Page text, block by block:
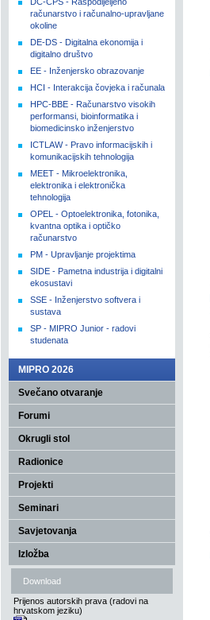
računarstvo i računalno-upravljane
okoline
DE-DS - Digitalna ekonomija i
digitalno društvo
EE - Inženjersko obrazovanje
HCI - Interakcija čovjeka i računala
HPC-BBE - Računarstvo visokih
performansi, bioinformatika i
biomedicinsko inženjerstvo
ICTLAW - Pravo informacijskih i
komunikacijskih tehnologija
MEET - Mikroelektronika,
elektronika i elektronička
tehnologija
OPEL - Optoelektronika, fotonika,
kvantna optika i optičko
računarstvo
PM - Upravljanje projektima
SIDE - Pametna industrija i digitalni
ekosustavi
SSE - Inženjerstvo softvera i
sustava
SP - MIPRO Junior - radovi
studenata
MIPRO 2026
Svečano otvaranje
Forumi
Okrugli stol
Radionice
Projekti
Seminari
Savjetovanja
Izložba
Download
Prijenos autorskih prava (radovi na
hrvatskom jeziku)